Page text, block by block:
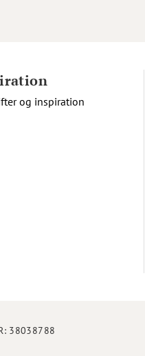
og inspiration
38038788